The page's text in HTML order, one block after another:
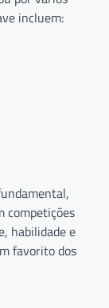
incluem:
competições
habilidade e
favorito dos